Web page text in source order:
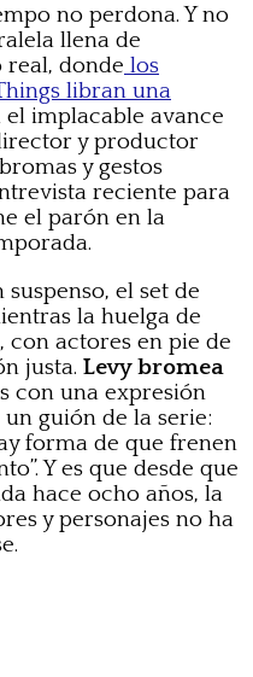
no perdona. Y no
llena de
real, donde los
libran una
el implacable avance
y productor
y gestos
reciente para
el parón en la
el set de
la huelga de
con actores en pie de
justa. Levy bromea
con una expresión
guión de la serie:
forma de que frenen
Y es que desde que
hace ocho años, la
y personajes no ha